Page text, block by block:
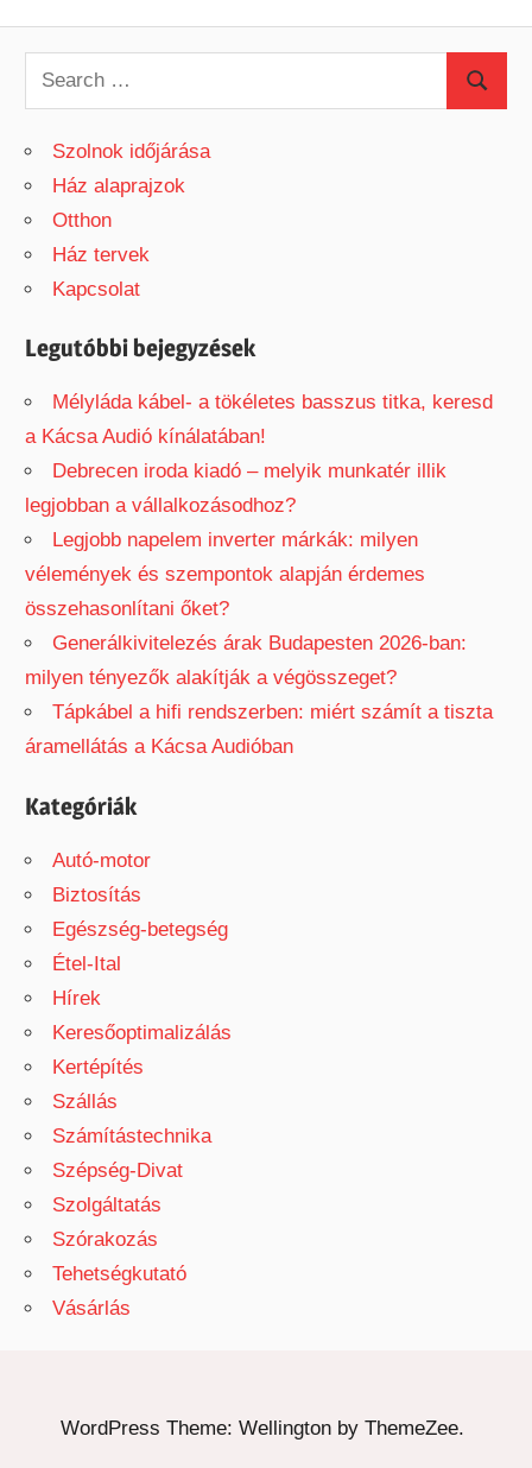
navigáció
e
r
Szolnok időjárása
Ház alaprajzok
Otthon
Ház tervek
Kapcsolat
Legutóbbi bejegyzések
Mélyláda kábel- a tökéletes basszus titka, keresd
a Kácsa Audió kínálatában!
Debrecen iroda kiadó – melyik munkatér illik
legjobban a vállalkozásodhoz?
Legjobb napelem inverter márkák: milyen
vélemények és szempontok alapján érdemes
összehasonlítani őket?
Generálkivitelezés árak Budapesten 2026-ban:
milyen tényezők alakítják a végösszeget?
Tápkábel a hifi rendszerben: miért számít a tiszta
áramellátás a Kácsa Audióban
Kategóriák
Autó-motor
Biztosítás
Egészség-betegség
Étel-Ital
Hírek
Keresőoptimalizálás
Kertépítés
Szállás
Számítástechnika
Szépség-Divat
Szolgáltatás
Szórakozás
Tehetségkutató
Vásárlás
WordPress Theme: Wellington by ThemeZee.